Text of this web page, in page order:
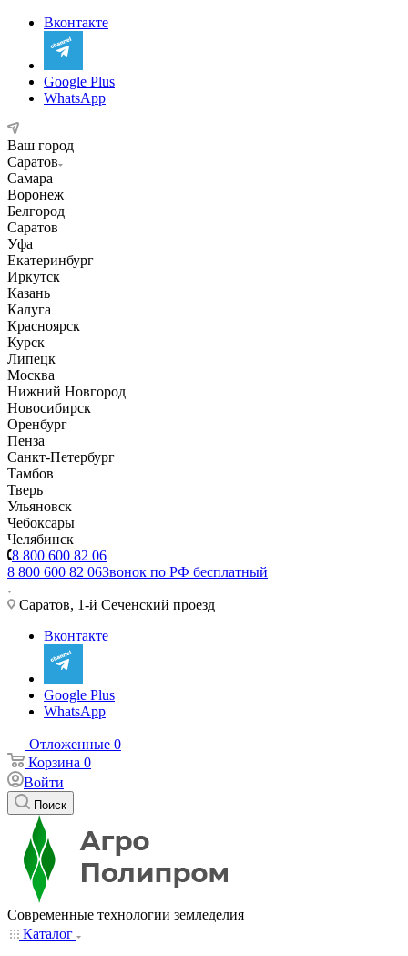
Вконтакте
Google Plus
WhatsApp
Ваш город
Саратов
Самара
Воронеж
Белгород
Саратов
Уфа
Екатеринбург
Иркутск
Казань
Калуга
Красноярск
Курск
Липецк
Москва
Нижний Новгород
Новосибирск
Оренбург
Пенза
Санкт-Петербург
Тамбов
Тверь
Ульяновск
Чебоксары
Челябинск
8 800 600 82 06
8 800 600 82 06Звонок по РФ бесплатный
Саратов, 1-й Сеченский проезд
Вконтакте
Google Plus
WhatsApp
Отложенные 0
Корзина 0
Войти
Поиск
Современные технологии земледелия
Каталог